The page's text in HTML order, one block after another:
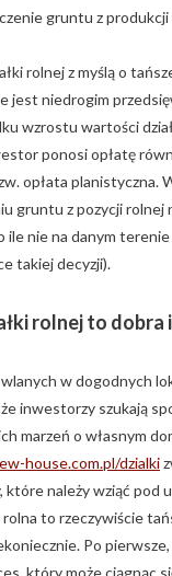
gruntu z
rolnej z myślą o
jest niedrogim
wzrostu wartości
ponosi opłatę
opłata planistyczna.
gruntu z pozycji rolnej
ile nie na danym
takiej decyzji).
rolnej to
w dogodnych
inwestorzy szukają
marzeń o własnym
house.com.pl/dzialki
należy wziąć pod
rolna to rzeczywiście
Po
który może ciągnąc